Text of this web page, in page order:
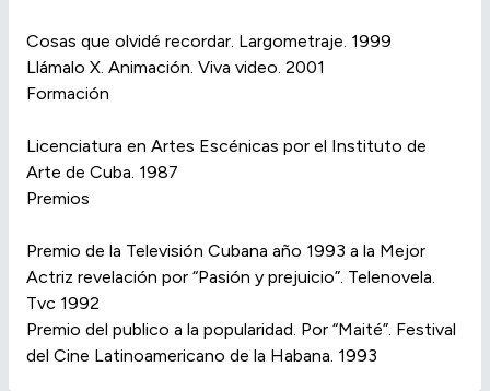
Cosas que olvidé recordar. Largometraje. 1999
Llámalo X. Animación. Viva video. 2001
Formación
Licenciatura en Artes Escénicas por el Instituto de
Arte de Cuba. 1987
Premios
Premio de la Televisión Cubana año 1993 a la Mejor
Actriz revelación por “Pasión y prejuicio”. Telenovela.
Tvc 1992
Premio del publico a la popularidad. Por “Maité”. Festival
del Cine Latinoamericano de la Habana. 1993